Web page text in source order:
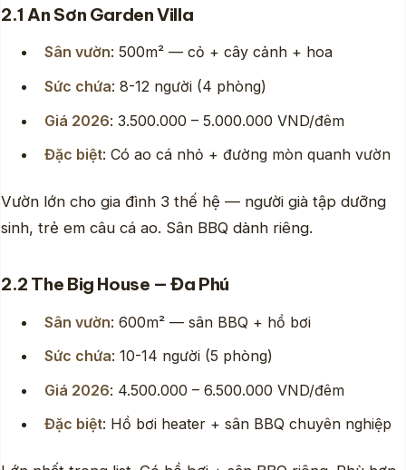
2.1 An Sơn Garden Villa
Sân vườn: 500m² — cỏ + cây cảnh + hoa
Sức chứa: 8-12 người (4 phòng)
Giá 2026: 3.500.000 – 5.000.000 VND/đêm
Đặc biệt: Có ao cá nhỏ + đường mòn quanh vườn
Vườn lớn cho gia đình 3 thế hệ — người già tập dưỡng
sinh, trẻ em câu cá ao. Sân BBQ dành riêng.
2.2 The Big House — Đa Phú
Sân vườn: 600m² — sân BBQ + hồ bơi
Sức chứa: 10-14 người (5 phòng)
Giá 2026: 4.500.000 – 6.500.000 VND/đêm
Đặc biệt: Hồ bơi heater + sân BBQ chuyên nghiệp